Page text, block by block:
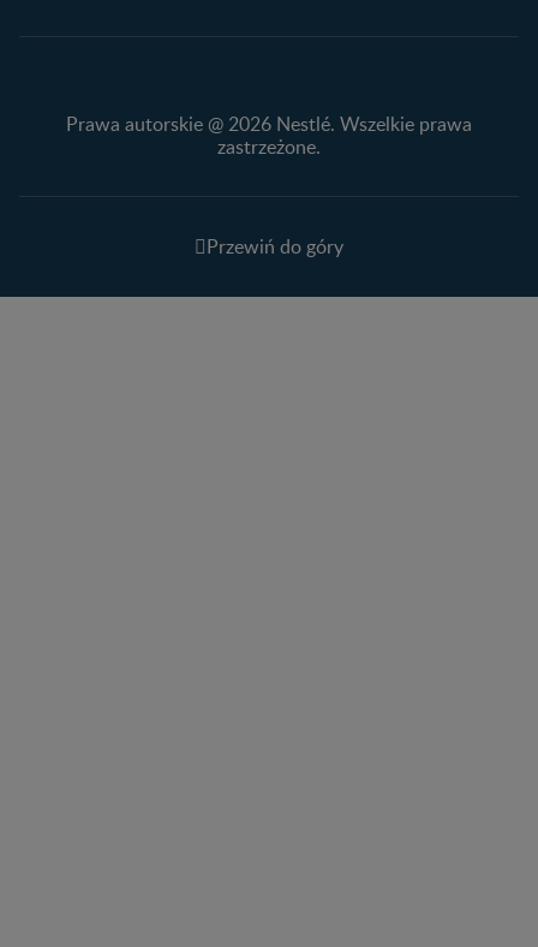
Prawa autorskie @ 2026 Nestlé. Wszelkie prawa
zastrzeżone.
Przewiń do góry